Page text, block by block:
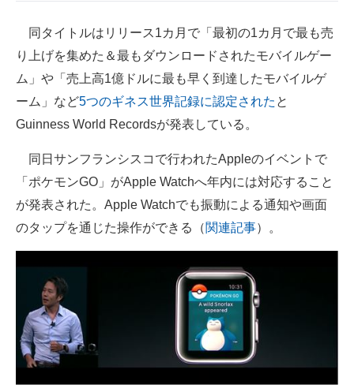
同タイトルはリリース1カ月で「最初の1カ月で最も売
り上げを集めた＆最もダウンロードされたモバイルゲー
ム」や「売上高1億ドルに最も早く到達したモバイルゲ
ーム」など5つのギネス世界記録に認定された と
Guinness World Recordsが発表している。
同日サンフランシスコで行われたAppleのイベントで
「ポケモンGO」がApple Watchへ年内には対応すること
が発表された。Apple Watchでも振動による通知や画面
のタップを通じた操作ができる（関連記事）。